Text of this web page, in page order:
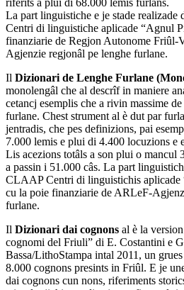
La part linguistiche e je stade
Centri di linguistiche aplicade “Agnul
finanziarie de Regjon Autonome Friûl-
Agjenzie regjonâl pe lenghe furlane.
Il Dizionari de Lenghe Furlane
monolengâl che al descrîf in maniere
cetancj esemplis che a rivin massime
furlane. Chest strument al è dut par
jentradis, che pes definizions, pai
7.000 lemis e plui di 4.400 locuzions e
Lis acezions totâls a son plui o mancul
a passin i 51.000 câs. La part
CLAAP Centri di linguistichis aplicade
cu la poie finanziarie de ARLeF-
furlane.
Il Dizionari dai cognons al è la
cognomi del Friuli” di E. Costantini e
Bassa/LithoStampa intal 2011, un
8.000 cognons presints in Friûl. E je
dai cognons cun nons, riferiments